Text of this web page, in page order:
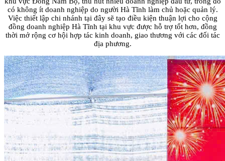
có không ít doanh nghiệp do người Hà Tĩnh làm chủ hoặc quản lý.
Việc thiết lập chi nhánh tại đây sẽ tạo điều kiện thuận lợi cho cộng
đồng doanh nghiệp Hà Tĩnh tại khu vực được hỗ trợ tốt hơn, đồng
thời mở rộng cơ hội hợp tác kinh doanh, giao thương với các đối tác
địa phương.